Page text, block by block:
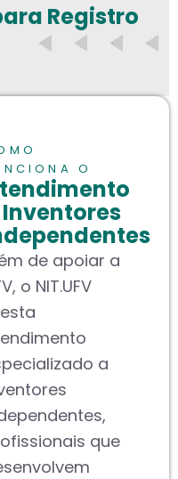
Registro
O
de apoiar a
o NIT.UFV
a
que